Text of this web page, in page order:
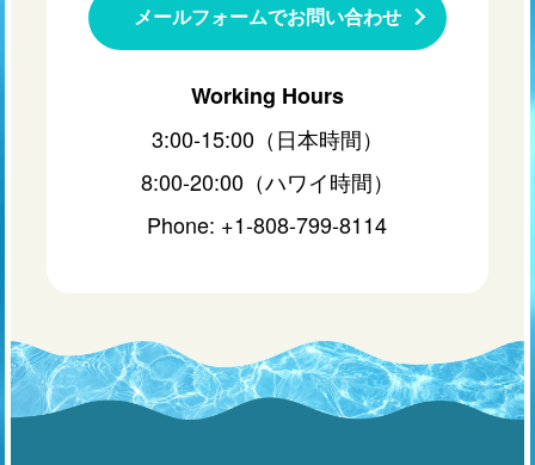
メールフォームでお問い合わせ
Working Hours
3:00-15:00（日本時間）
8:00-20:00（ハワイ時間）
Phone: +1-808-799-8114